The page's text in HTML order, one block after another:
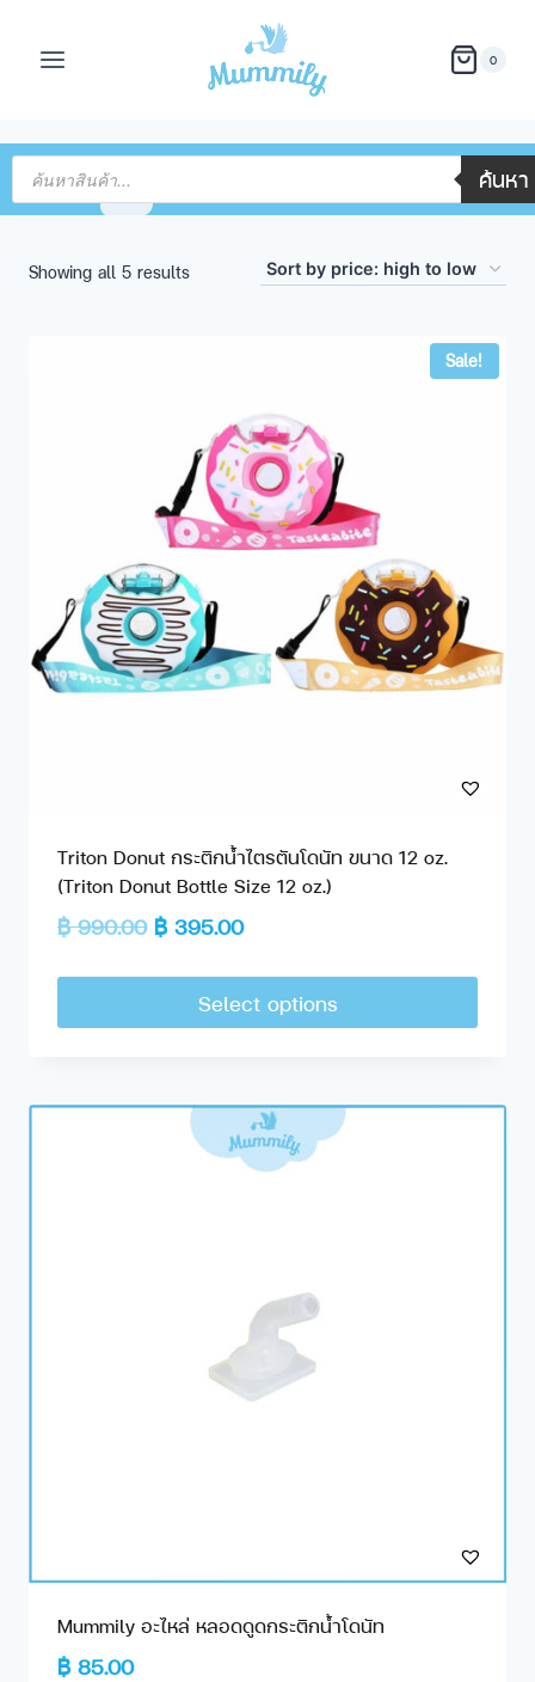
0
ค้นหา
Showing all 5 results
Sale!
Triton Donut กระติกน้ำไตรตันโดนัท ขนาด 12 oz.
(Triton Donut Bottle Size 12 oz.)
฿990.00 ฿ 395.00
Select options
Mummily อะไหล่ หลอดดูดกระติกน้ำโดนัท
฿ 85.00